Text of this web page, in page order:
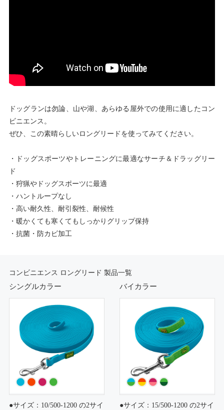
ドッグランは勿論、山や湖、あらゆる屋外での使用に適したコン
ビニエンス。
ぜひ、この素晴らしいロングリードを使ってみてください。
・ドッグスポーツやトレーニングに最適なサーチ＆ドラッグリー
ド
・狩猟やドッグスポーツに最適
・ハントループなし
・高い耐久性、耐引裂性、耐候性
・暖かくても寒くてもしっかりグリップ保持
・抗菌・防カビ加工
コンビニエンス ロングリード 製品一覧
シングルカラー
●サイズ：10/500-1200 の2サイ
バイカラー
●サイズ：15/500-1200 の2サイ